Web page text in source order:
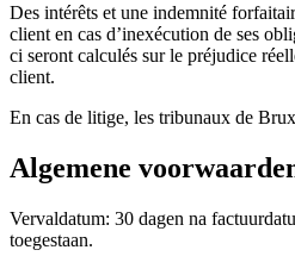
Des intérêts et une indemnité
client en cas d’inexécution de ses
ci seront calculés sur le préjudice
client.
En cas de litige, les tribunaux de
Algemene
Vervaldatum: 30 dagen na
toegestaan.